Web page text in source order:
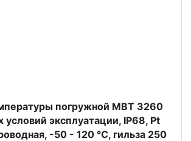
погружной MBT 3260
условий эксплуатации, IP68, Pt
-50 - 120 °C, гильза 250